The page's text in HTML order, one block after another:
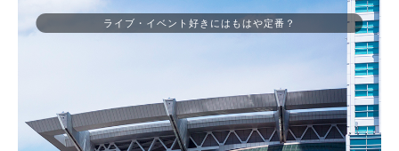
ライブ・イベント好きにはもはや定番？